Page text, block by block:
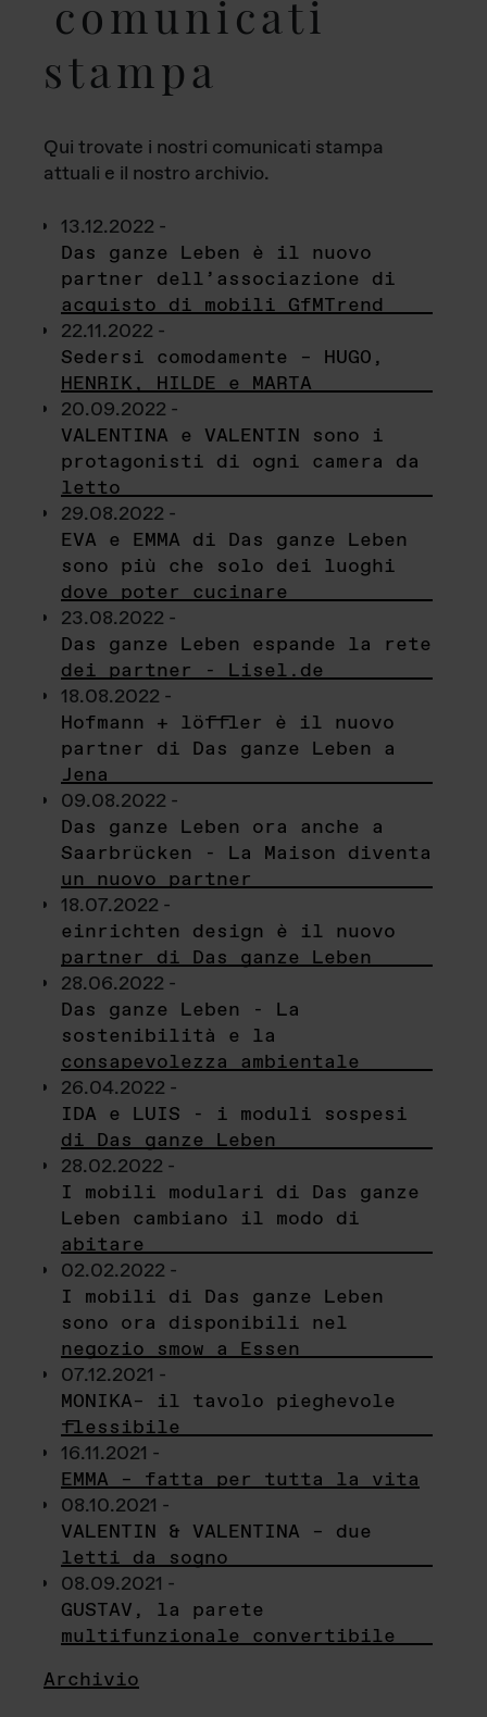
comunicati
stampa
Qui trovate i nostri comunicati stampa
attuali e il nostro archivio.
13.12.2022 -
Das ganze Leben è il nuovo
partner dell’associazione di
acquisto di mobili GfMTrend
22.11.2022 -
Sedersi comodamente – HUGO,
HENRIK, HILDE e MARTA
20.09.2022 -
VALENTINA e VALENTIN sono i
protagonisti di ogni camera da
letto
29.08.2022 -
EVA e EMMA di Das ganze Leben
sono più che solo dei luoghi
dove poter cucinare
23.08.2022 -
Das ganze Leben espande la rete
dei partner - Lisel.de
18.08.2022 -
Hofmann + löffler è il nuovo
partner di Das ganze Leben a
Jena
09.08.2022 -
Das ganze Leben ora anche a
Saarbrücken - La Maison diventa
un nuovo partner
18.07.2022 -
einrichten design è il nuovo
partner di Das ganze Leben
28.06.2022 -
Das ganze Leben - La
sostenibilità e la
consapevolezza ambientale
26.04.2022 -
IDA e LUIS - i moduli sospesi
di Das ganze Leben
28.02.2022 -
I mobili modulari di Das ganze
Leben cambiano il modo di
abitare
02.02.2022 -
I mobili di Das ganze Leben
sono ora disponibili nel
negozio smow a Essen
07.12.2021 -
MONIKA– il tavolo pieghevole
flessibile
16.11.2021 -
EMMA – fatta per tutta la vita
08.10.2021 -
VALENTIN & VALENTINA – due
letti da sogno
08.09.2021 -
GUSTAV, la parete
multifunzionale convertibile
Archivio